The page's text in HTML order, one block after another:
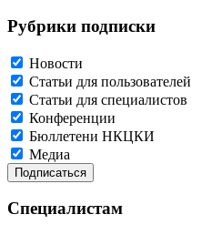
Рубрики подписки
Новости
Статьи для пользователей
Статьи для специалистов
Конференции
Бюллетени НКЦКИ
Медиа
Специалистам